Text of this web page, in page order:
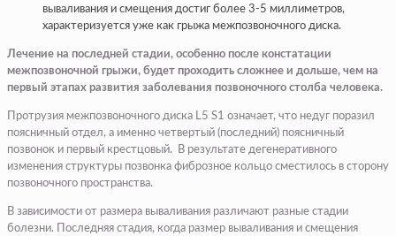
вываливания и смещения достиг более 3-5 миллиметров,
характеризуется уже как грыжа межпозвоночного диска.
Лечение на последней стадии, особенно после констатации
межпозвоночной грыжи, будет проходить сложнее и дольше, чем на
первый этапах развития заболевания позвоночного столба человека.
Протрузия межпозвоночного диска L5 S1 означает, что недуг поразил
поясничный отдел, а именно четвертый (последний) поясничный
позвонок и первый крестцовый. В результате дегенеративного
изменения структуры позвонка фиброзное кольцо сместилось в сторону
позвоночного пространства.
В зависимости от размера вываливания различают разные стадии
болезни. Последняя стадия, когда размер вываливания и смещения